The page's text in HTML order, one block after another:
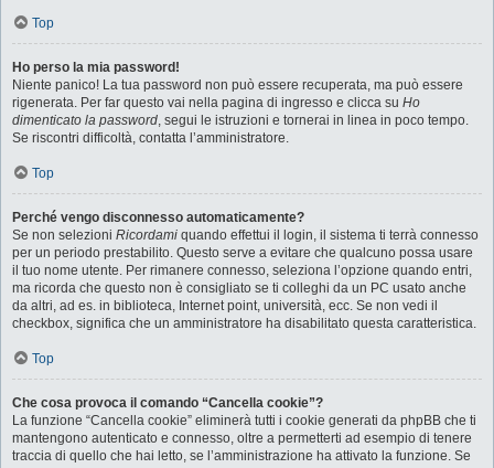
Top
Ho perso la mia password!
Niente panico! La tua password non può essere recuperata, ma può essere
rigenerata. Per far questo vai nella pagina di ingresso e clicca su Ho
dimenticato la password, segui le istruzioni e tornerai in linea in poco tempo.
Se riscontri difficoltà, contatta l’amministratore.
Top
Perché vengo disconnesso automaticamente?
Se non selezioni Ricordami quando effettui il login, il sistema ti terrà connesso
per un periodo prestabilito. Questo serve a evitare che qualcuno possa usare
il tuo nome utente. Per rimanere connesso, seleziona l’opzione quando entri,
ma ricorda che questo non è consigliato se ti colleghi da un PC usato anche
da altri, ad es. in biblioteca, Internet point, università, ecc. Se non vedi il
checkbox, significa che un amministratore ha disabilitato questa caratteristica.
Top
Che cosa provoca il comando “Cancella cookie”?
La funzione “Cancella cookie” eliminerà tutti i cookie generati da phpBB che ti
mantengono autenticato e connesso, oltre a permetterti ad esempio di tenere
traccia di quello che hai letto, se l’amministrazione ha attivato la funzione. Se